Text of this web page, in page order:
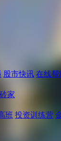
股市快讯 在线帮
家
班 投资训练营